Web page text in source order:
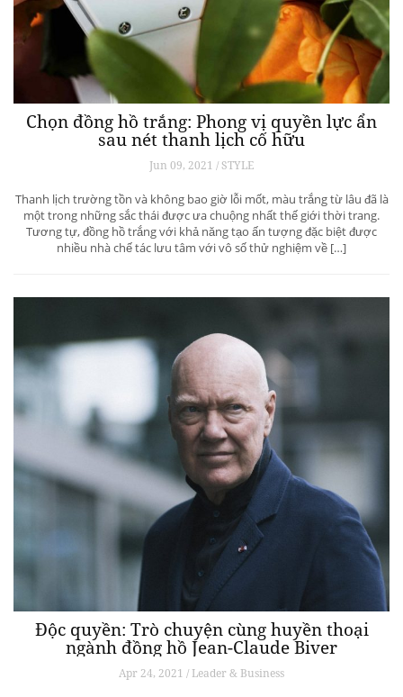
Chọn đồng hồ trắng: Phong vị quyền lực ẩn
sau nét thanh lịch cố hữu
Jun 09, 2021 / STYLE
Thanh lịch trường tồn và không bao giờ lỗi mốt, màu trắng từ lâu đã là
một trong những sắc thái được ưa chuộng nhất thế giới thời trang.
Tương tự, đồng hồ trắng với khả năng tạo ấn tượng đặc biệt được
nhiều nhà chế tác lưu tâm với vô số thử nghiệm về […]
Độc quyền: Trò chuyện cùng huyền thoại
ngành đồng hồ Jean-Claude Biver
Apr 24, 2021 / Leader & Business